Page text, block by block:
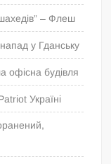
– Флеш
у Гданську
офісна будівля
Україні